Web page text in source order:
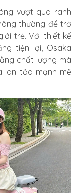
vượt qua ranh
thường để trở
trẻ. Với thiết kế
tiện lợi, Osaka
chất lượng mà
lan tỏa mạnh mẽ